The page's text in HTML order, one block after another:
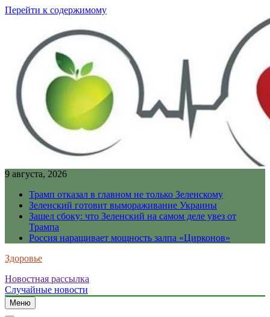
Перейти к содержимому
9 августа, 2026
Трамп отказал в главном не только Зеленскому
Зеленский готовит вымораживание Украины
Зашел сбоку: что Зеленский на самом деле увез от
Трампа
Россия наращивает мощность залпа «Цирконов»
Здоровье
Новостная рассылка
Случайные новости
Меню